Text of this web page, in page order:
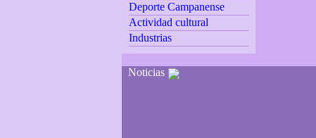
Deporte Campanense
Actividad cultural
Industrias
Noticias